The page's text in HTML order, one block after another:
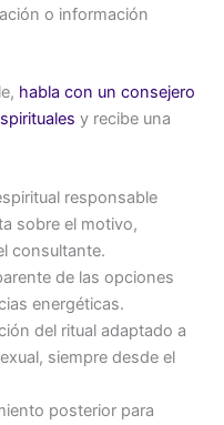
o información
habla con un consejero
y recibe una
responsable
sobre el motivo,
consultante.
de las opciones
energéticas.
del ritual adaptado a
siempre desde el
posterior para